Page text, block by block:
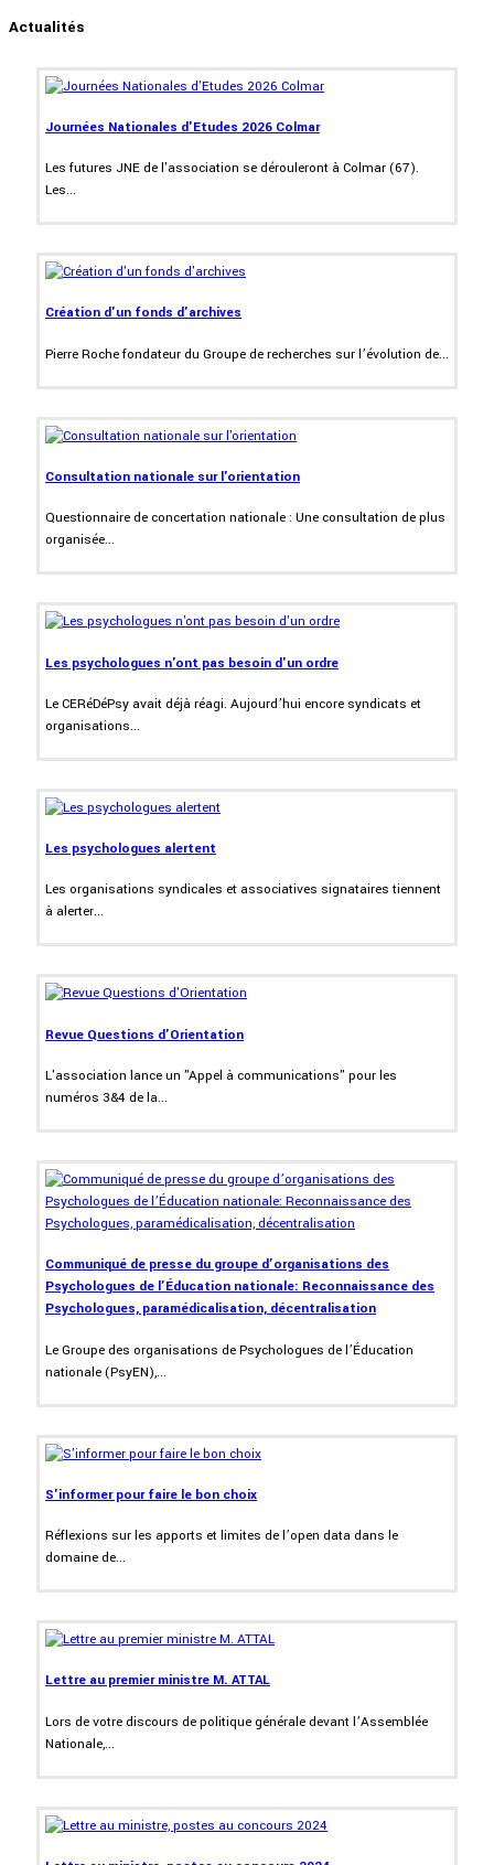
Actualités
Journées Nationales d'Etudes 2026 Colmar
Les futures JNE de l'association se dérouleront à Colmar (67).
Les...
Création d'un fonds d'archives
Pierre Roche fondateur du Groupe de recherches sur l’évolution de...
Consultation nationale sur l'orientation
Questionnaire de concertation nationale : Une consultation de plus
organisée...
Les psychologues n'ont pas besoin d'un ordre
Le CERéDéPsy avait déjà réagi. Aujourd’hui encore syndicats et
organisations...
Les psychologues alertent
Les organisations syndicales et associatives signataires tiennent
à alerter...
Revue Questions d'Orientation
L'association lance un "Appel à communications" pour les
numéros 3&4 de la...
Communiqué de presse du groupe d’organisations des
Psychologues de l’Éducation nationale: Reconnaissance des
Psychologues, paramédicalisation, décentralisation
Le Groupe des organisations de Psychologues de l’Éducation
nationale (PsyEN),...
S'informer pour faire le bon choix
Réflexions sur les apports et limites de l’open data dans le
domaine de...
Lettre au premier ministre M. ATTAL
Lors de votre discours de politique générale devant l’Assemblée
Nationale,...